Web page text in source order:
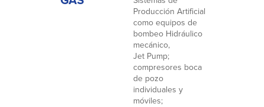
Producción Artificial
como equipos de
bombeo Hidráulico
mecánico,
Jet Pump;
compresores boca
de pozo
individuales y
móviles;